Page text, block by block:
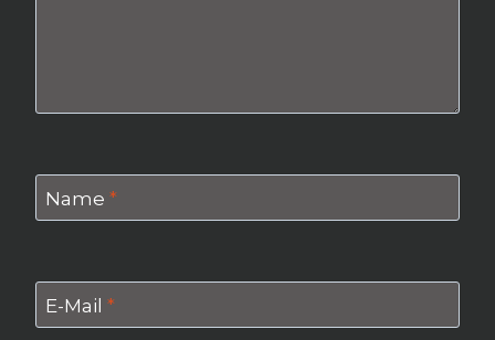
Name *
E-Mail *